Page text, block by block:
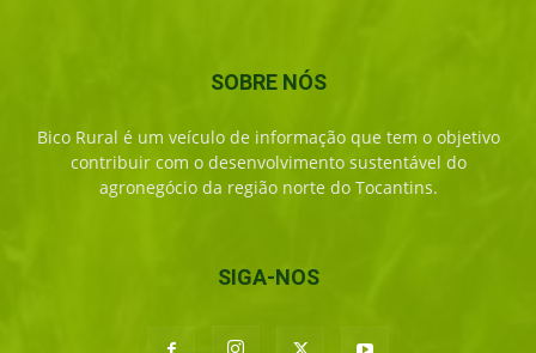
SOBRE NÓS
Bico Rural é um veículo de informação que tem o objetivo
contribuir com o desenvolvimento sustentável do
agronegócio da região norte do Tocantins.
SIGA-NOS